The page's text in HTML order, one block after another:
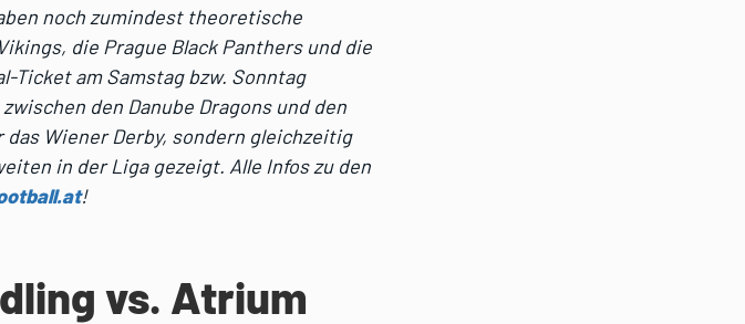
noch zumindest theoretische
die Prague Black Panthers und die
Ticket am Samstag bzw. Sonntag
den Danube Dragons und den
Wiener Derby, sondern gleichzeitig
in der Liga gezeigt. Alle Infos zu den
!
vs. Atrium